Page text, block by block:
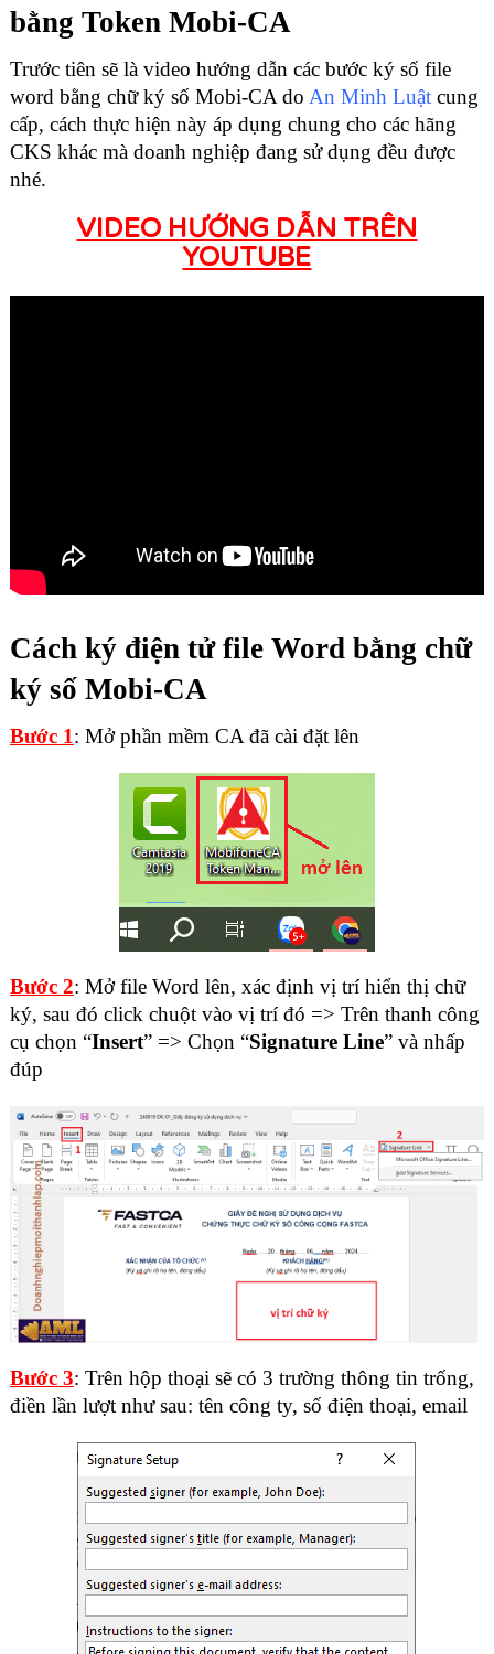
bằng Token Mobi-CA
Trước tiên sẽ là video hướng dẫn các bước ký số file
word bằng chữ ký số Mobi-CA do An Minh Luậtcung
cấp, cách thực hiện này áp dụng chung cho các hãng
CKS khác mà doanh nghiệp đang sử dụng đều được
nhé.
VIDEO HƯỚNG DẪN TRÊN
YOUTUBE
Cách ký điện tử file Word bằng chữ
ký số Mobi-CA
Bước 1: Mở phần mềm CA đã cài đặt lên
Bước 2: Mở file Word lên, xác định vị trí hiển thị chữ
ký, sau đó click chuột vào vị trí đó => Trên thanh công
cụ chọn “Insert” => Chọn “Signature Line” và nhấp
đúp
Bước 3: Trên hộp thoại sẽ có 3 trường thông tin trống,
điền lần lượt như sau: tên công ty, số điện thoại, email